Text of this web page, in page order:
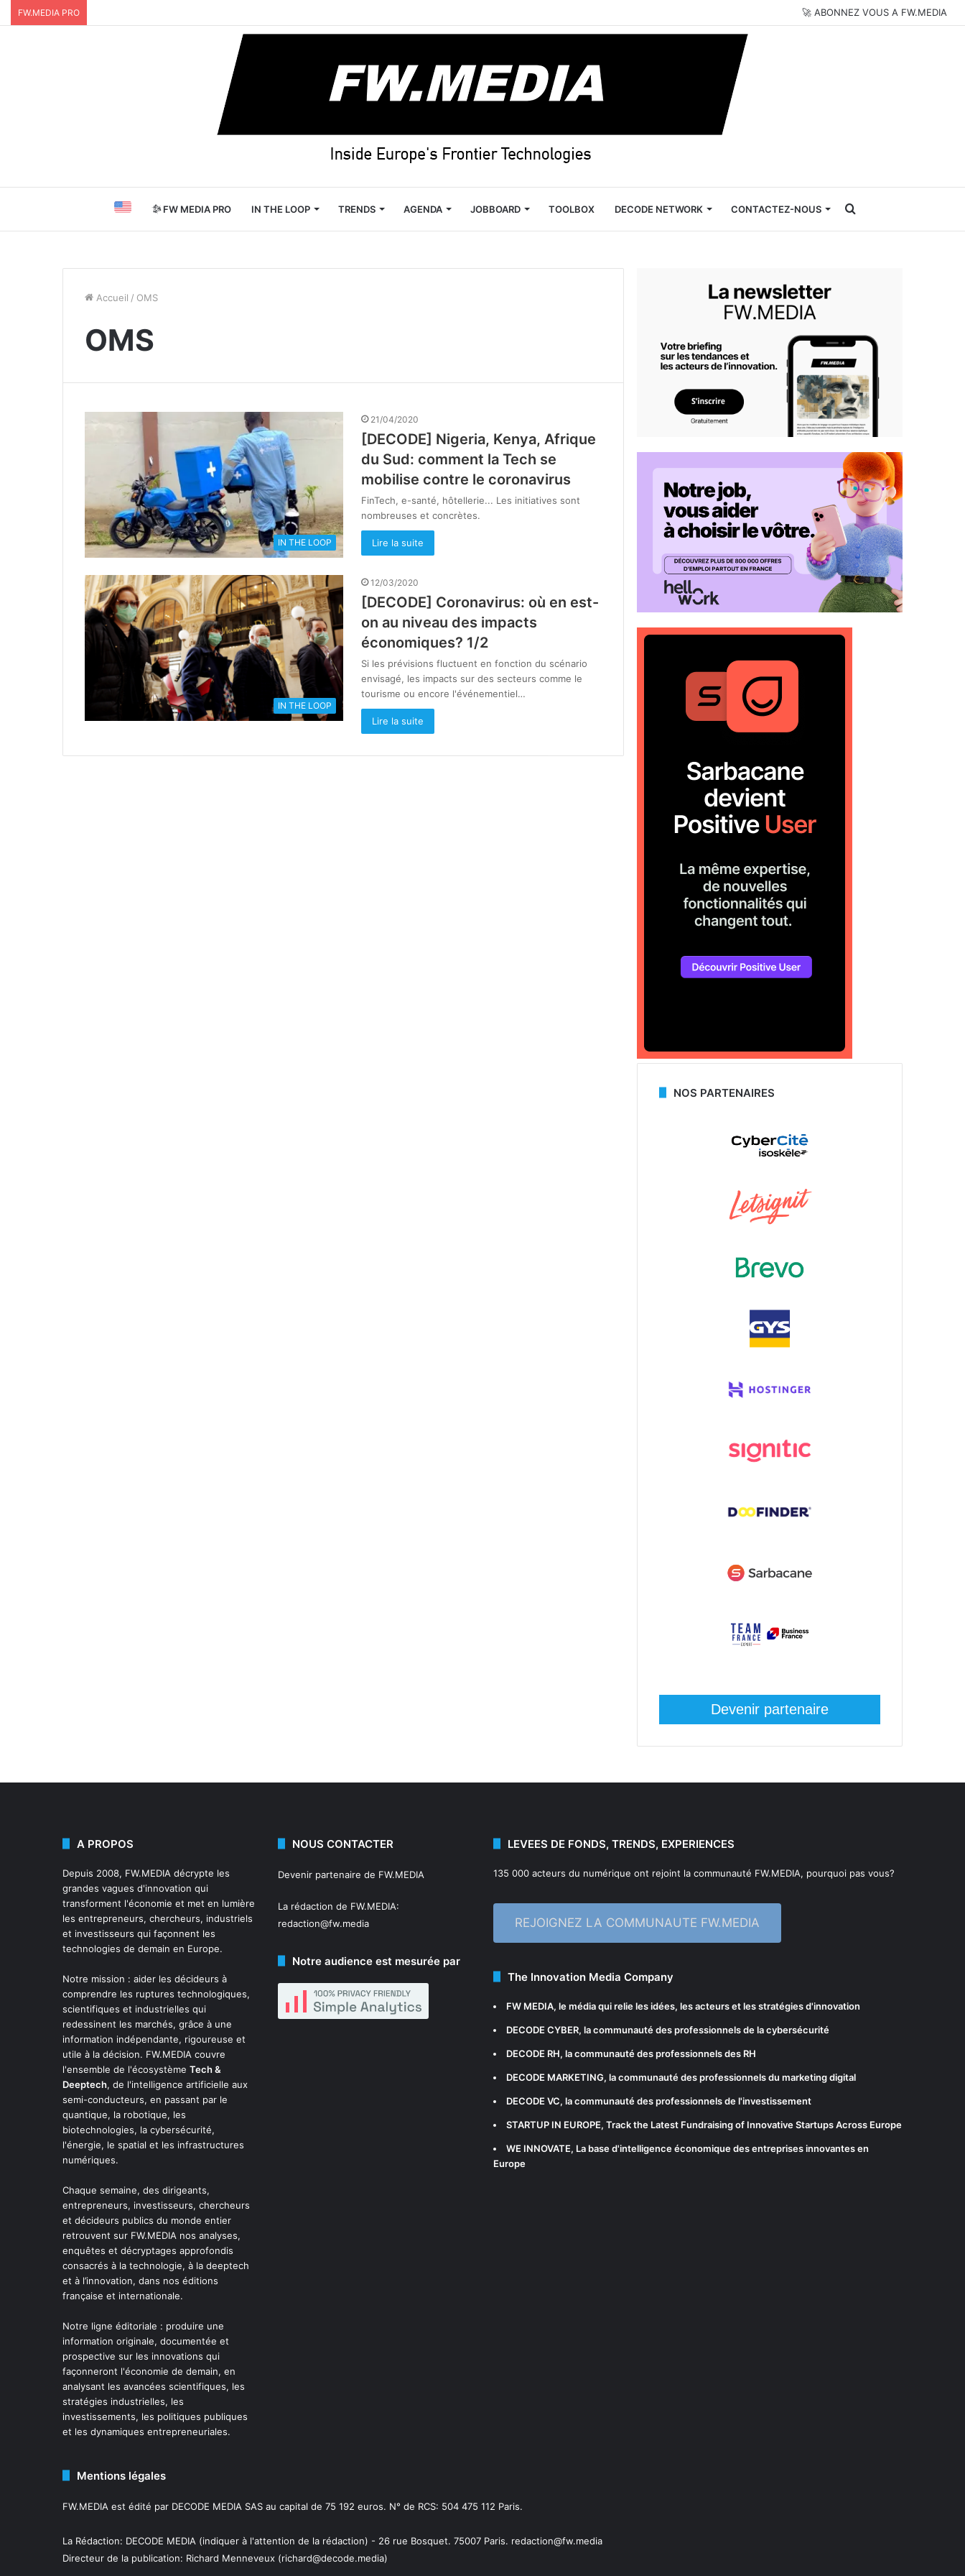
FW.MEDIA PRO 🚀 ABONNEZ VOUS A FW.MEDIA
FW MEDIA PRO IN THE LOOP TRENDS AGENDA JOBBOARD TOOLBOX DECODE NETWORK CONTACTEZ-NOUS Rechercher
Accueil / OMS
OMS
IN THE LOOP
21/04/2020
[DECODE] Nigeria, Kenya, Afrique
du Sud: comment la Tech se
mobilise contre le coronavirus
FinTech, e-santé, hôtellerie... Les initiatives sont
nombreuses et concrètes.
Lire la suite
IN THE LOOP
12/03/2020
[DECODE] Coronavirus: où en est-
on au niveau des impacts
économiques? 1/2
Si les prévisions fluctuent en fonction du scénario
envisagé, les impacts sur des secteurs comme le
tourisme ou encore l'événementiel…
Lire la suite
NOS PARTENAIRES
Devenir partenaire
A PROPOS
Depuis 2008, FW.MEDIA décrypte les
grandes vagues d'innovation qui
transforment l'économie et met en lumière
les entrepreneurs, chercheurs, industriels
et investisseurs qui façonnent les
technologies de demain en Europe.
Notre mission : aider les décideurs à
comprendre les ruptures technologiques,
scientifiques et industrielles qui
redessinent les marchés, grâce à une
information indépendante, rigoureuse et
utile à la décision. FW.MEDIA couvre
l'ensemble de l'écosystème Tech &
Deeptech, de l'intelligence artificielle aux
semi-conducteurs, en passant par le
quantique, la robotique, les
biotechnologies, la cybersécurité,
l'énergie, le spatial et les infrastructures
numériques.
Chaque semaine, des dirigeants,
entrepreneurs, investisseurs, chercheurs
et décideurs publics du monde entier
retrouvent sur FW.MEDIA nos analyses,
enquêtes et décryptages approfondis
consacrés à la technologie, à la deeptech
et à l’innovation, dans nos éditions
française et internationale.
Notre ligne éditoriale : produire une
information originale, documentée et
prospective sur les innovations qui
façonneront l'économie de demain, en
analysant les avancées scientifiques, les
stratégies industrielles, les
investissements, les politiques publiques
et les dynamiques entrepreneuriales.
NOUS CONTACTER
Devenir partenaire de FW.MEDIA
La rédaction de FW.MEDIA:
redaction@fw.media
Notre audience est mesurée par
LEVEES DE FONDS, TRENDS, EXPERIENCES
135 000 acteurs du numérique ont rejoint la communauté FW.MEDIA, pourquoi pas vous?
REJOIGNEZ LA COMMUNAUTE FW.MEDIA
The Innovation Media Company
FW MEDIA, le média qui relie les idées, les acteurs et les stratégies d'innovation
DECODE CYBER, la communauté des professionnels de la cybersécurité
DECODE RH, la communauté des professionnels des RH
DECODE MARKETING, la communauté des professionnels du marketing digital
DECODE VC, la communauté des professionnels de l'investissement
STARTUP IN EUROPE, Track the Latest Fundraising of Innovative Startups Across Europe
WE INNOVATE, La base d'intelligence économique des entreprises innovantes en
Europe
Mentions légales
FW.MEDIA est édité par DECODE MEDIA SAS au capital de 75 192 euros. N° de RCS: 504 475 112 Paris.
La Rédaction: DECODE MEDIA (indiquer à l'attention de la rédaction) - 26 rue Bosquet. 75007 Paris. redaction@fw.media
Directeur de la publication: Richard Menneveux (richard@decode.media)